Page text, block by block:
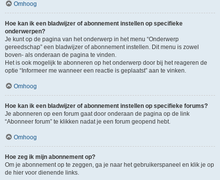
Omhoog
Hoe kan ik een bladwijzer of abonnement instellen op specifieke
onderwerpen?
Je kunt op de pagina van het onderwerp in het menu “Onderwerp
gereedschap” een bladwijzer of abonnement instellen. Dit menu is zowel
boven- als onderaan de pagina te vinden.
Het is ook mogelijk te abonneren op het onderwerp door bij het reageren de
optie “Informeer me wanneer een reactie is geplaatst” aan te vinken.
Omhoog
Hoe kan ik een bladwijzer of abonnement instellen op specifieke forums?
Je abonneren op een forum gaat door onderaan de pagina op de link
“Abonneer forum” te klikken nadat je een forum geopend hebt.
Omhoog
Hoe zeg ik mijn abonnement op?
Om je abonnement op te zeggen, ga je naar het gebruikerspaneel en klik je op
de hier voor dienende links.